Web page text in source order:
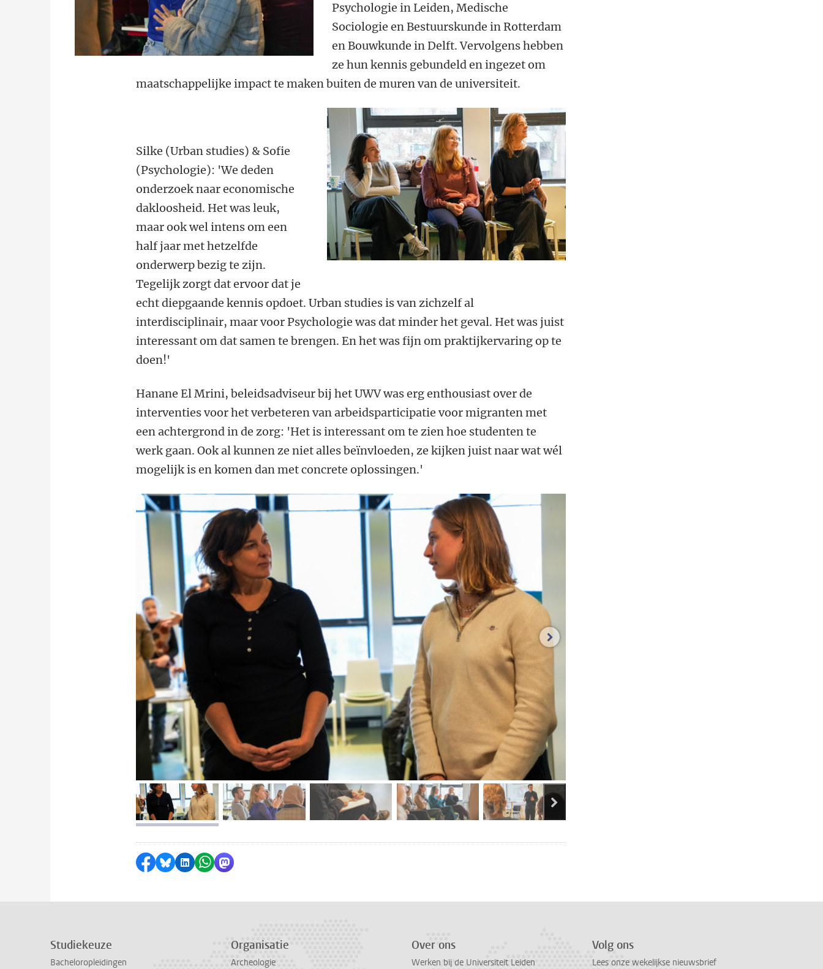
Psychologie in Leiden, Medische
Sociologie en Bestuurskunde in Rotterdam
en Bouwkunde in Delft. Vervolgens hebben
ze hun kennis gebundeld en ingezet om
maatschappelijke impact te maken buiten de muren van de universiteit.
Silke (Urban studies) & Sofie
(Psychologie): 'We deden
onderzoek naar economische
dakloosheid. Het was leuk,
maar ook wel intens om een
half jaar met hetzelfde
onderwerp bezig te zijn.
Tegelijk zorgt dat ervoor dat je
echt diepgaande kennis opdoet. Urban studies is van zichzelf al
interdisciplinair, maar voor Psychologie was dat minder het geval. Het was juist
interessant om dat samen te brengen. En het was fijn om praktijkervaring op te
doen!'
Hanane El Mrini, beleidsadviseur bij het UWV was erg enthousiast over de
interventies voor het verbeteren van arbeidsparticipatie voor migranten met
een achtergrond in de zorg: 'Het is interessant om te zien hoe studenten te
werk gaan. Ook al kunnen ze niet alles beïnvloeden, ze kijken juist naar wat wél
mogelijk is en komen dan met concrete oplossingen.'
volgende afbeelding
afbeelding 1 afbeelding 2 afbeelding 3 afbeelding 4 afbeelding 5
volgende miniatuur afbeeldingen
Delen op Facebook
Delen via Bluesky
Delen op LinkedIn
Delen via WhatsApp
Delen via Mastodon
Studiekeuze
Bacheloropleidingen
Organisatie
Archeologie
Over ons
Werken bij de Universiteit Leiden
Volg ons
Lees onze wekelijkse nieuwsbrief